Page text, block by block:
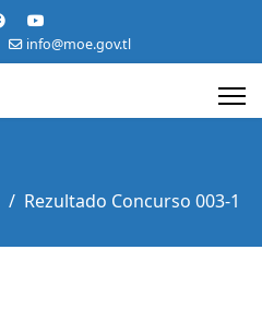
info@moe.gov.tl
Rezultado Concurso 003-1